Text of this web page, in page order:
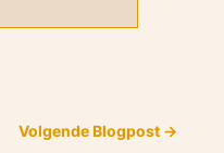
Volgende Blogpost →